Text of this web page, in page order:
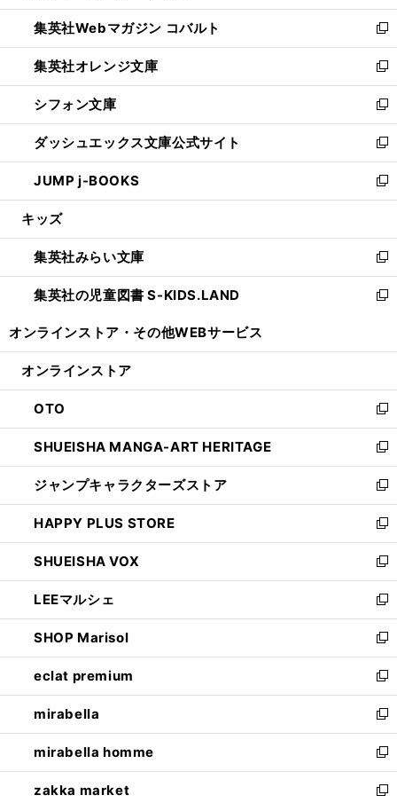
開
く
ウ
で
開
く
ン
ド
ウ
で
開
く
ウ
ィ
ン
ド
ウ
で
開
く
集英社Webマガジン コバルト
新
し
い
ウ
ィ
ン
ド
ウ
で
開
集英社オレンジ文庫
新
し
い
ウ
ィ
ン
ド
ウ
開
く
シフォン文庫
新
し
い
ウ
ィ
ン
ウ
で
開
く
ダッシュエックス文庫公式サイト
新
し
い
ウ
ン
ド
ウ
で
JUMP j-BOOKS
新
し
ウ
ィ
ン
ド
開
キッズ
集英社みらい文庫
新
し
い
ン
ウ
で
開
く
集英社の児童図書 S-KIDS.LAND
新
ウ
ン
ド
ウ
で
開
く
オンラインストア・ その他WEBサービス
オンラインストア
OTO
新
し
い
ウ
ィ
ン
ド
ウ
で
開
く
SHUEISHA MANGA-ART HERITAGE
新
し
い
ウ
ィ
ン
ド
ウ
で
開
く
ジャンプキャラクターズストア
新
し
い
ウ
ィ
ン
ド
ウ
で
開
く
HAPPY PLUS STORE
新
し
い
ウ
ィ
ン
ド
ウ
で
開
く
SHUEISHA VOX
新
し
い
ウ
ィ
ン
ド
ウ
で
開
く
LEEマルシェ
新
し
い
ウ
ィ
ン
ド
ウ
で
開
く
SHOP Marisol
新
し
い
ウ
ィ
ン
ド
ウ
で
eclat premium
新
し
い
ウ
ィ
ン
ド
mirabella
新
し
い
ウ
ィ
mirabella homme
新
し
い
zakka market 新